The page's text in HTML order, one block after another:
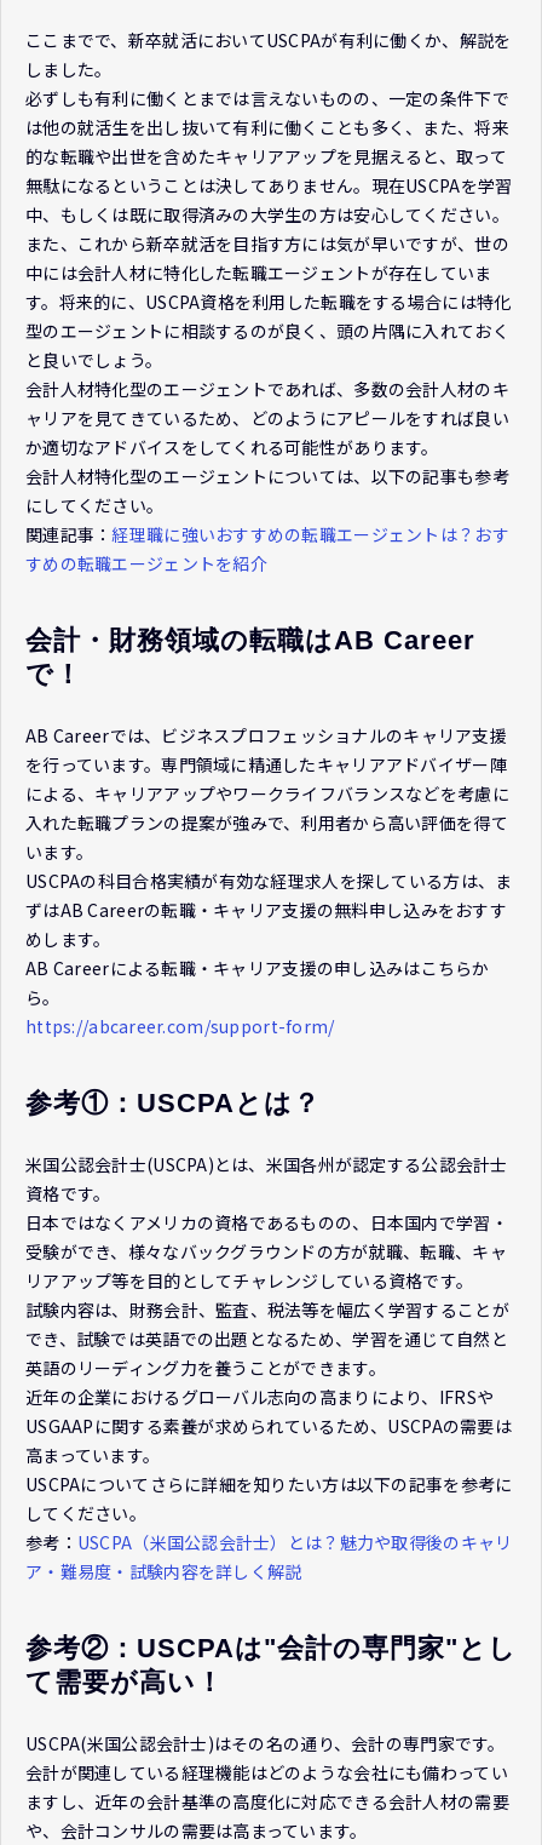
ここまでで、新卒就活においてUSCPAが有利に働くか、解説を
しました。
必ずしも有利に働くとまでは言えないものの、一定の条件下で
は他の就活生を出し抜いて有利に働くことも多く、また、将来
的な転職や出世を含めたキャリアアップを見据えると、取って
無駄になるということは決してありません。現在USCPAを学習
中、もしくは既に取得済みの大学生の方は安心してください。
また、これから新卒就活を目指す方には気が早いですが、世の
中には会計人材に特化した転職エージェントが存在していま
す。将来的に、USCPA資格を利用した転職をする場合には特化
型のエージェントに相談するのが良く、頭の片隅に入れておく
と良いでしょう。
会計人材特化型のエージェントであれば、多数の会計人材のキ
ャリアを見てきているため、どのようにアピールをすれば良い
か適切なアドバイスをしてくれる可能性があります。
会計人材特化型のエージェントについては、以下の記事も参考
にしてください。
関連記事：経理職に強いおすすめの転職エージェントは？おす
すめの転職エージェントを紹介
会計・財務領域の転職はAB Career
で！
AB Careerでは、ビジネスプロフェッショナルのキャリア支援
を行っています。専門領域に精通したキャリアアドバイザー陣
による、キャリアアップやワークライフバランスなどを考慮に
入れた転職プランの提案が強みで、利用者から高い評価を得て
います。
USCPAの科目合格実績が有効な経理求人を探している方は、ま
ずはAB Careerの転職・キャリア支援の無料申し込みをおすす
めします。
AB Careerによる転職・キャリア支援の申し込みはこちらか
ら。
https://abcareer.com/support-form/
参考①：USCPAとは？
米国公認会計士(USCPA)とは、米国各州が認定する公認会計士
資格です。
日本ではなくアメリカの資格であるものの、日本国内で学習・
受験ができ、様々なバックグラウンドの方が就職、転職、キャ
リアアップ等を目的としてチャレンジしている資格です。
試験内容は、財務会計、監査、税法等を幅広く学習することが
でき、試験では英語での出題となるため、学習を通じて自然と
英語のリーディング力を養うことができます。
近年の企業におけるグローバル志向の高まりにより、IFRSや
USGAAPに関する素養が求められているため、USCPAの需要は
高まっています。
USCPAについてさらに詳細を知りたい方は以下の記事を参考に
してください。
参考： USCPA（米国公認会計士）とは？魅力や取得後のキャリ
ア・難易度・試験内容を詳しく解説
参考②：USCPAは"会計の専門家"とし
て需要が高い！
USCPA(米国公認会計士)はその名の通り、会計の専門家です。
会計が関連している経理機能はどのような会社にも備わってい
ますし、近年の会計基準の高度化に対応できる会計人材の需要
や、会計コンサルの需要は高まっています。